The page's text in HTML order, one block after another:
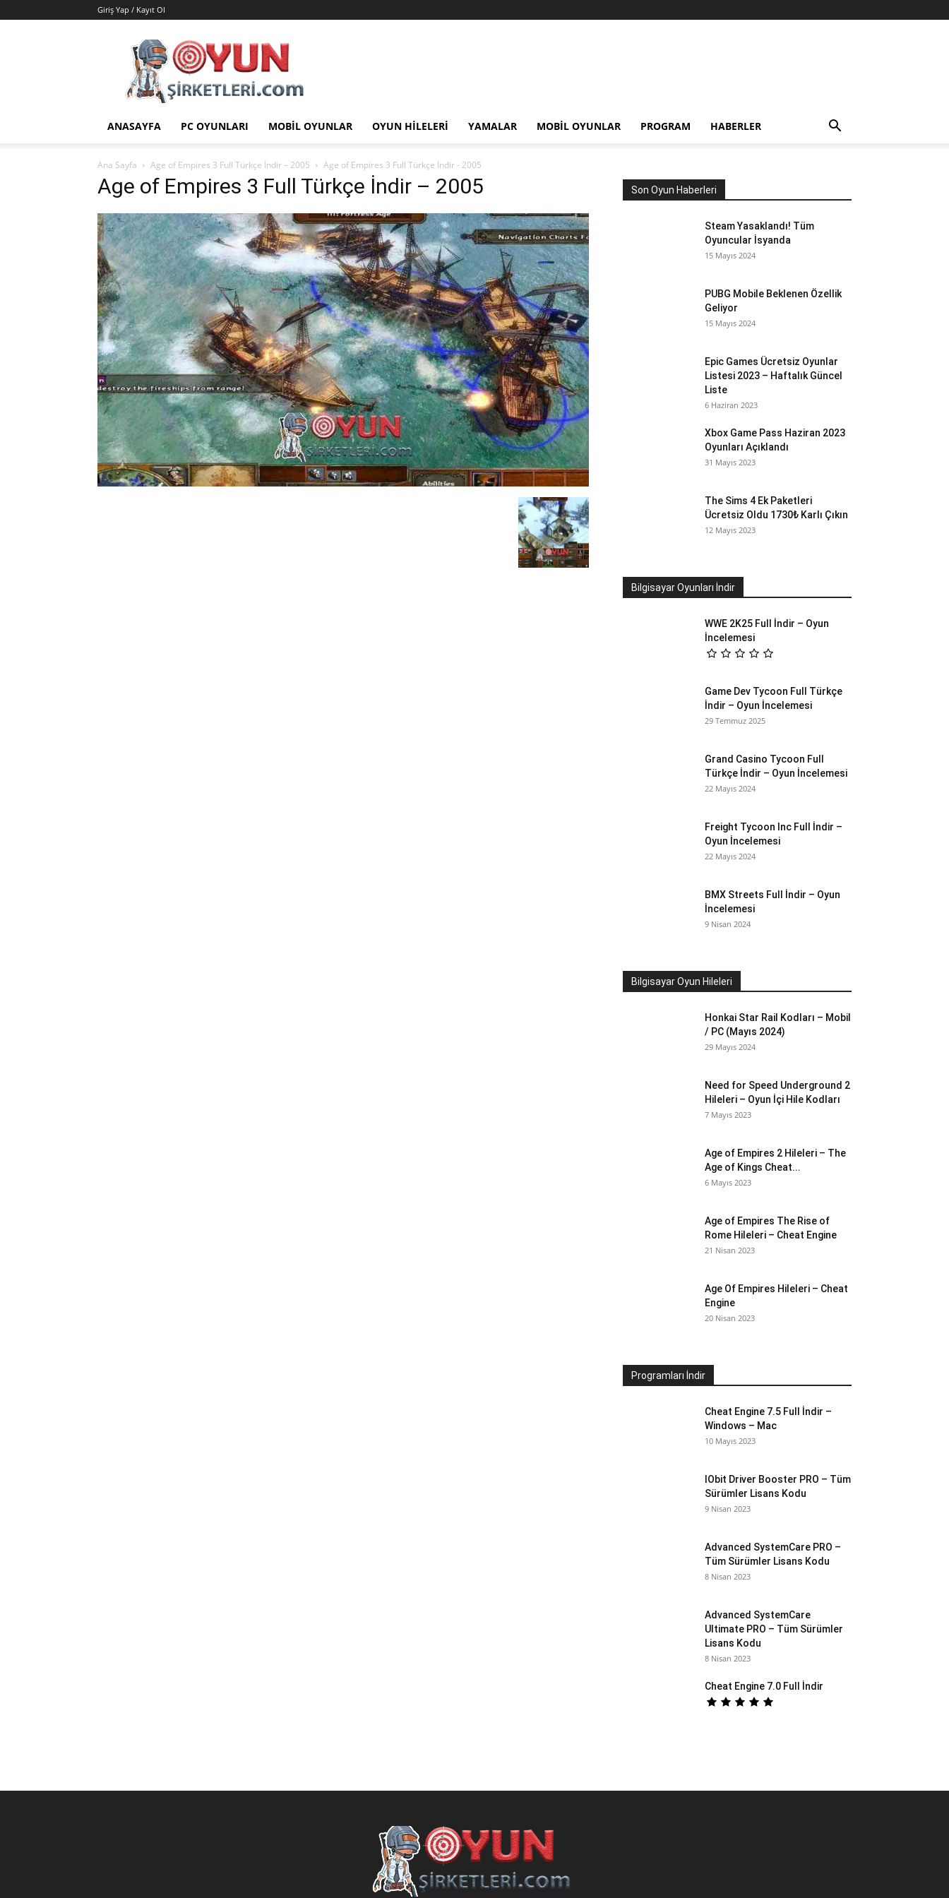
Giriş Yap / Kayıt Ol
Oyun
Şirketleri
|
Oyunlar
Hileler
ANASAYFA PC OYUNLARI MOBIL OYUNLAR OYUN HILELERI YAMALAR MOBIL OYUNLAR PROGRAM HABERLER
Ana Sayfa Age of Empires 3 Full Türkçe İndir – 2005 Age of Empires 3 Full Türkçe İndir - 2005
Age of Empires 3 Full Türkçe İndir – 2005 Son Oyun Haberleri
Steam Yasaklandı! Tüm
Oyuncular İsyanda
15 Mayıs 2024
PUBG Mobile Beklenen Özellik
Geliyor
15 Mayıs 2024
Epic Games Ücretsiz Oyunlar
Listesi 2023 – Haftalık Güncel
Liste
6 Haziran 2023
Xbox Game Pass Haziran 2023
Oyunları Açıklandı
31 Mayıs 2023
The Sims 4 Ek Paketleri
Ücretsiz Oldu 1730₺ Karlı Çıkın
12 Mayıs 2023
Bilgisayar Oyunları İndir
WWE 2K25 Full İndir – Oyun
İncelemesi
Game Dev Tycoon Full Türkçe
İndir – Oyun İncelemesi
29 Temmuz 2025
Grand Casino Tycoon Full
Türkçe İndir – Oyun İncelemesi
22 Mayıs 2024
Freight Tycoon Inc Full İndir –
Oyun İncelemesi
22 Mayıs 2024
BMX Streets Full İndir – Oyun
İncelemesi
9 Nisan 2024
Bilgisayar Oyun Hileleri
Honkai Star Rail Kodları – Mobil
/ PC (Mayıs 2024)
29 Mayıs 2024
Need for Speed Underground 2
Hileleri – Oyun İçi Hile Kodları
7 Mayıs 2023
Age of Empires 2 Hileleri – The
Age of Kings Cheat...
6 Mayıs 2023
Age of Empires The Rise of
Rome Hileleri – Cheat Engine
21 Nisan 2023
Age Of Empires Hileleri – Cheat
Engine
20 Nisan 2023
Programları İndir
Cheat Engine 7.5 Full İndir –
Windows – Mac
10 Mayıs 2023
IObit Driver Booster PRO – Tüm
Sürümler Lisans Kodu
9 Nisan 2023
Advanced SystemCare PRO –
Tüm Sürümler Lisans Kodu
8 Nisan 2023
Advanced SystemCare
Ultimate PRO – Tüm Sürümler
Lisans Kodu
8 Nisan 2023
Cheat Engine 7.0 Full İndir